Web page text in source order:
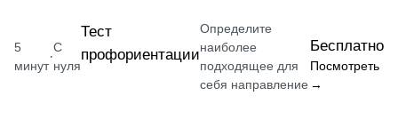
5
минут
·
С
нуля
Тест
профориентации
Определите
наиболее
подходящее для
себя направление
Бесплатно
Посмотреть
→